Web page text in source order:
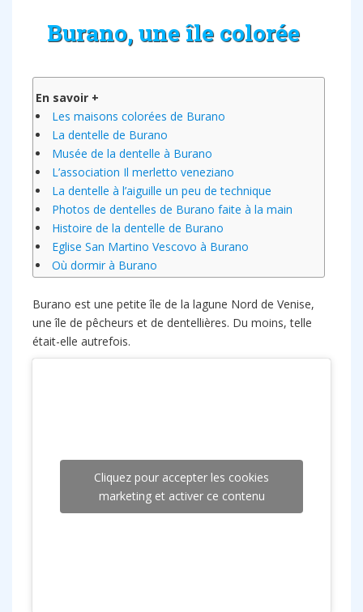
Burano, une île colorée
En savoir +
Les maisons colorées de Burano
La dentelle de Burano
Musée de la dentelle à Burano
L’association Il merletto veneziano
La dentelle à l’aiguille un peu de technique
Photos de dentelles de Burano faite à la main
Histoire de la dentelle de Burano
Eglise San Martino Vescovo à Burano
Où dormir à Burano
Burano est une petite île de la lagune Nord de Venise,
une île de pêcheurs et de dentellières. Du moins, telle
était-elle autrefois.
Cliquez pour accepter les cookies
marketing et activer ce contenu